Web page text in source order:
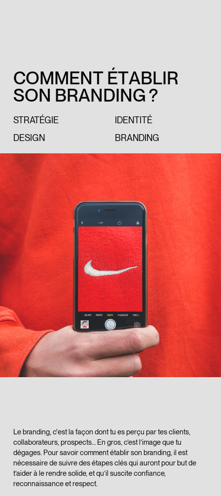
COMMENT ÉTABLIR
SON BRANDING?
STRATÉGIE
IDENTITÉ
DESIGN
BRANDING
Le branding, c'est la façon dont tu es perçu par tes clients,
collaborateurs, prospects… En gros, c’est l’image que tu
dégages. Pour savoir comment établir son branding, il est
nécessaire de suivre des étapes clés qui auront pour but de
t’aider à le rendre solide, et qu’il suscite confiance,
reconnaissance et respect.